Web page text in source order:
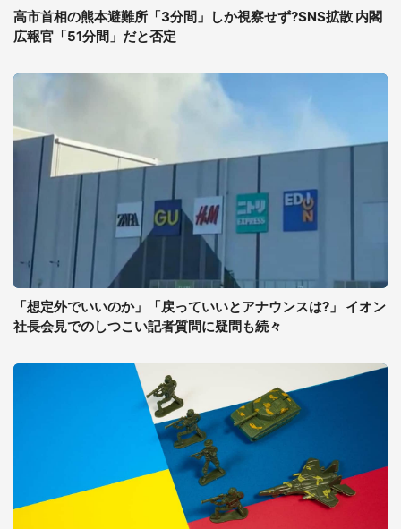
高市首相の熊本避難所「3分間」しか視察せず?SNS拡散 内閣
広報官「51分間」だと否定
「想定外でいいのか」「戻っていいとアナウンスは?」 イオン
社長会見でのしつこい記者質問に疑問も続々